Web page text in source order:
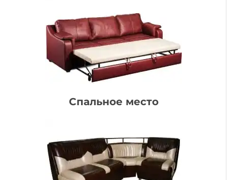
Спальное место